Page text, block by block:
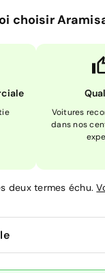
choisir
Voitures
dans nos
deux termes échu.